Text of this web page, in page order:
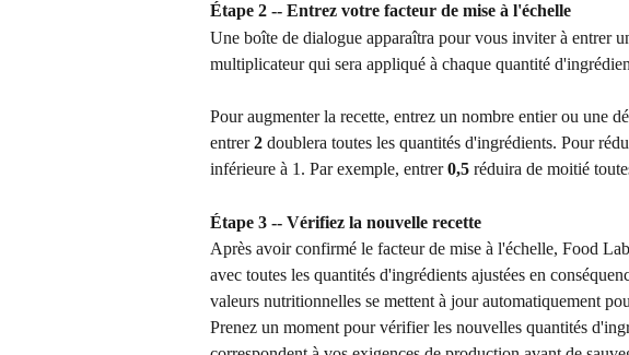
Étape 2 -- Entrez votre facteur de mise à l'échelle
Une boîte de dialogue apparaîtra pour vous inviter à entrer
multiplicateur qui sera appliqué à chaque quantité
Pour augmenter la recette, entrez un nombre entier ou une
entrer 2 doublera toutes les quantités d'ingrédients. Pour
inférieure à 1. Par exemple, entrer 0,5 réduira de moitié
Étape 3 -- Vérifiez la nouvelle recette
Après avoir confirmé le facteur de mise à l'échelle, Food
avec toutes les quantités d'ingrédients ajustées en
valeurs nutritionnelles se mettent à jour automatiquement
Prenez un moment pour vérifier les nouvelles quantités